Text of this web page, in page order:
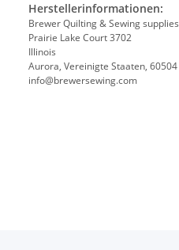
Herstellerinformationen:
Brewer Quilting & Sewing supplies
Prairie Lake Court 3702
Illinois
Aurora, Vereinigte Staaten, 60504
info@brewersewing.com